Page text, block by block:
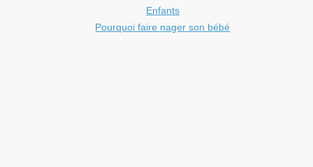
Enfants
Pourquoi faire nager son bébé